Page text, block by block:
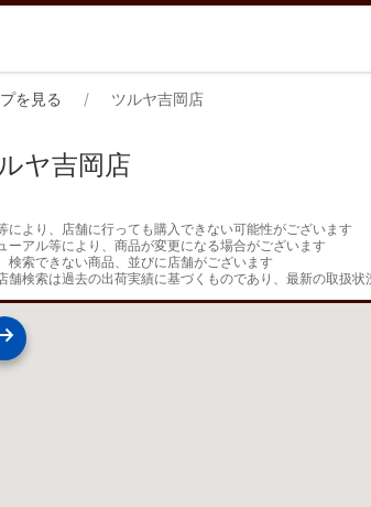
を見る ツルヤ吉岡店
ヤ吉岡店
により、店舗に行っても購入できない可能性がございます
ーアル等により、商品が変更になる場合がございます
検索できない商品、並びに店舗がございます
舗検索は過去の出荷実績に基づくものであり、最新の取扱